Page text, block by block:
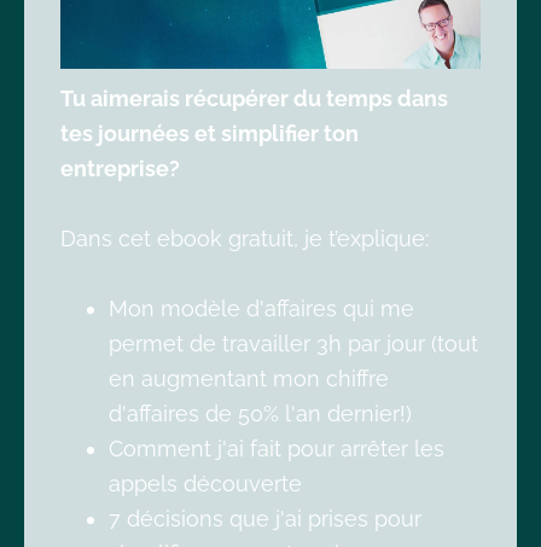
Tu aimerais récupérer du temps dans
tes journées et simplifier ton
entreprise?
Dans cet ebook gratuit, je t’explique:
Mon modèle d'affaires qui me
permet de travailler 3h par jour (tout
en augmentant mon chiffre
d'affaires de 50% l'an dernier!)
Comment j'ai fait pour arrêter les
appels découverte
7 décisions que j'ai prises pour